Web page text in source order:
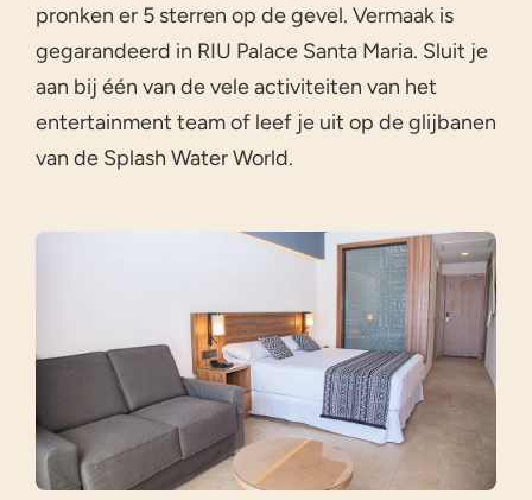
pronken er 5 sterren op de gevel. Vermaak is
gegarandeerd in RIU Palace Santa Maria. Sluit je
aan bij één van de vele activiteiten van het
entertainment team of leef je uit op de glijbanen
van de Splash Water World.